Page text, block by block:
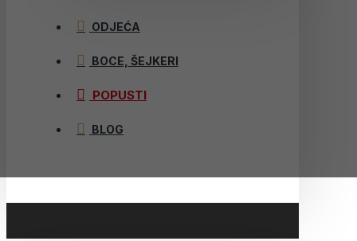
ODJEĆA
BOCE, ŠEJKERI
POPUSTI
BLOG